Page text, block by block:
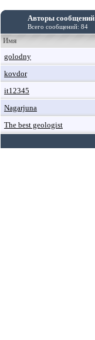
Авторы сообщений
Всего сообщений: 84
Имя
golodny
kovdor
it12345
Nagarjuna
The best geologist